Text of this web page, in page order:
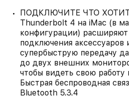
ПОДКЛЮЧИТЕ ЧТО
Thunderbolt 4 на iMac (в
конфигурации)
подключения аксессуаров
супербыструю передачу
до двух внешних
чтобы видеть свою работу
Быстрая беспроводная
Bluetooth 5.3.4